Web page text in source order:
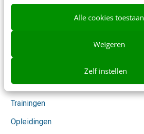
Alle cookies toestaan
Weigeren
Zelf instellen
Themanieuwsbrieven
Mastercourses
Trainingen
Opleidingen